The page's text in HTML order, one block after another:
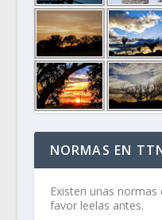
NORMAS EN
Existen unas
favor leelas antes.